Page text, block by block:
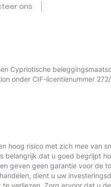
ons
Cypriotische
onder CIF-licentienummer
hoog risico met zich mee van
belangrijk dat u goed begrijpt
geven geen garantie voor de
dient u uw
verliezen. Zorg ervoor dat u